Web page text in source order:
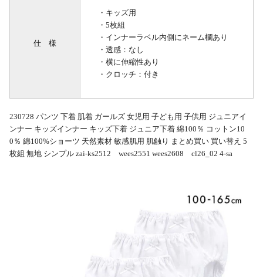
仕 様
・キッズ用
・5枚組
・インナーラベル内側にネーム欄あり
・透感：なし
・横に伸縮性あり
・クロッチ：付き
230728 パンツ 下着 肌着 ガールズ 女児用 子ども用 子供用 ジュニアイ
ンナー キッズインナー キッズ下着 ジュニア下着 綿100％ コットン10
0％ 綿100%ショーツ 天然素材 敏感肌用 肌触り まとめ買い 買い替え 5
枚組 無地 シンプル zai-ks2512 wees2551 wees2608 cl26_02 4-sa